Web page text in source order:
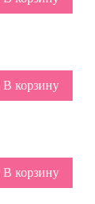
В корзину
В корзину